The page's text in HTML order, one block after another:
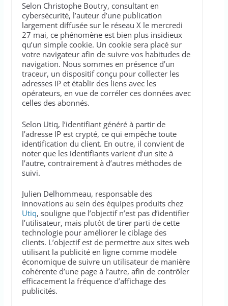
Selon Christophe Boutry, consultant en
cybersécurité, l’auteur d’une publication
largement diffusée sur le réseau X le mercredi
27 mai, ce phénomène est bien plus insidieux
qu’un simple cookie. Un cookie sera placé sur
votre navigateur afin de suivre vos habitudes de
navigation. Nous sommes en présence d’un
traceur, un dispositif conçu pour collecter les
adresses IP et établir des liens avec les
opérateurs, en vue de corréler ces données avec
celles des abonnés.
Selon Utiq, l’identifiant généré à partir de
l’adresse IP est crypté, ce qui empêche toute
identification du client. En outre, il convient de
noter que les identifiants varient d’un site à
l’autre, contrairement à d’autres méthodes de
suivi.
Julien Delhommeau, responsable des
innovations au sein des équipes produits chez
Utiq, souligne que l’objectif n’est pas d’identifier
l’utilisateur, mais plutôt de tirer parti de cette
technologie pour améliorer le ciblage des
clients. L’objectif est de permettre aux sites web
utilisant la publicité en ligne comme modèle
économique de suivre un utilisateur de manière
cohérente d’une page à l’autre, afin de contrôler
efficacement la fréquence d’affichage des
publicités.